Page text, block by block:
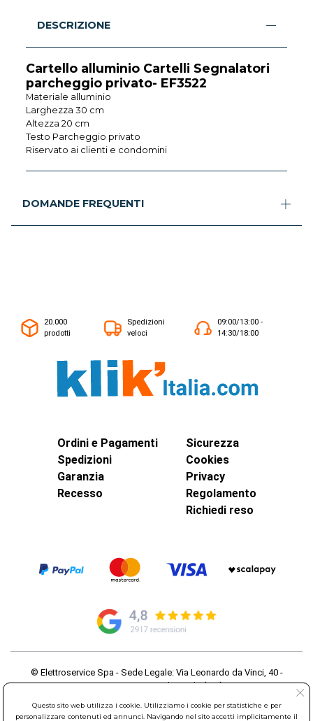
DESCRIZIONE
Cartello alluminio Cartelli Segnalatori
parcheggio privato- EF3522
Materiale alluminio
Larghezza 30 cm
Altezza 20 cm
Testo Parcheggio privato
Riservato ai clienti e condomini
DOMANDE FREQUENTI
20.000
prodotti
Spedizioni
veloci
09:00/13:00 -
14:30/18:00
Ordini e Pagamenti
Spedizioni
Garanzia
Recesso
Sicurezza
Cookies
Privacy
Regolamento
Richiedi reso
© Elettroservice Spa - Sede Legale: Via Leonardo da Vinci, 40 -
00015 Monterotondo Scalo (RM)
Sociale 1.600.000,00 Euro i.v. Iscritto al Registro delle Imprese di
Questo sito web utilizza i cookie. Utilizziamo i cookie per statistiche e per
personalizzare contenuti ed annunci. Navigando nel sito accetti implicitamente il